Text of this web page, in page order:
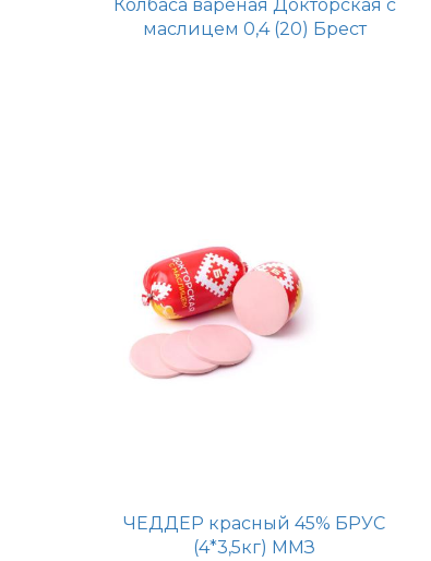
Колбаса вареная Докторская с
маслицем 0,4 (20) Брест
ЧЕДДЕР красный 45% БРУС
(4*3,5кг) ММЗ